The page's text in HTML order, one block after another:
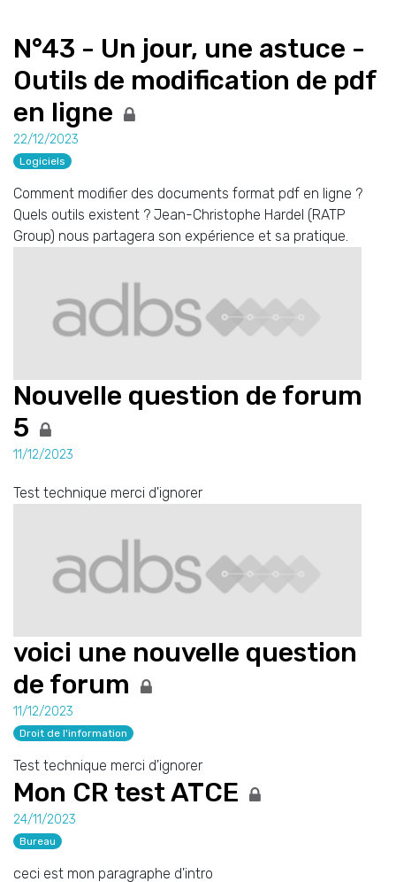
N°43 - Un jour, une astuce -
Outils de modification de pdf
en ligne
22/12/2023
Logiciels
Comment modifier des documents format pdf en ligne ?
Quels outils existent ? Jean-Christophe Hardel (RATP
Group) nous partagera son expérience et sa pratique.
Nouvelle question de forum
5
11/12/2023
Test technique merci d'ignorer
voici une nouvelle question
de forum
11/12/2023
Droit de l'information
Test technique merci d'ignorer
Mon CR test ATCE
24/11/2023
Bureau
ceci est mon paragraphe d'intro